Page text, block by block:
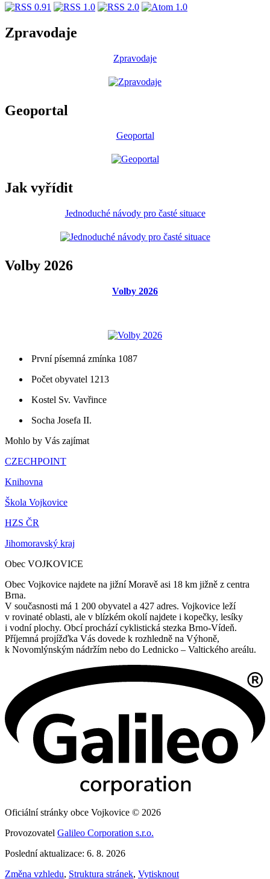
Zpravodaje
Zpravodaje
Geoportal
Geoportal
Jak vyřídit
Jednoduché návody pro časté situace
Volby 2026
Volby 2026
První písemná zmínka 1087
Počet obyvatel 1213
Kostel Sv. Vavřince
Socha Josefa II.
Mohlo by Vás zajímat
CZECHPOINT
Knihovna
Škola Vojkovice
HZS ČR
Jihomoravský kraj
Obec VOJKOVICE
Obec Vojkovice najdete na jižní Moravě asi 18 km jižně z centra
Brna.
V současnosti má 1 200 obyvatel a 427 adres. Vojkovice leží
v rovinaté oblasti, ale v blízkém okolí najdete i kopečky, lesíky
i vodní plochy. Obcí prochází cyklistická stezka Brno-Vídeň.
Příjemná projížďka Vás dovede k rozhledně na Výhoně,
k Novomlýnským nádržím nebo do Lednicko – Valtického areálu.
Oficiální stránky obce Vojkovice © 2026
Provozovatel Galileo Corporation s.r.o.
Poslední aktualizace: 6. 8. 2026
Změna vzhledu, Struktura stránek, Vytisknout